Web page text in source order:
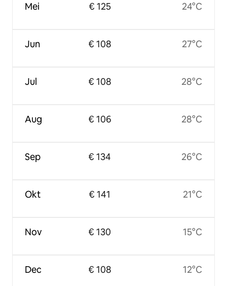
Mei
Jun
Jul
Aug
Sep
Okt
Nov
Dec
€ 125
€ 108
€ 108
€ 106
€ 134
€ 141
€ 130
€ 108
24°C
27°C
28°C
28°C
26°C
21°C
15°C
12°C